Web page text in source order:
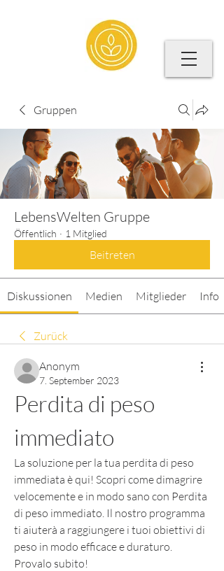
Gruppen
LebensWelten Gruppe
Öffentlich · 1 Mitglied
Beitreten
Diskussionen Medien Mitglieder Info
Zurück
Anonym
7. September 2023
Perdita di peso
immediato
La soluzione per la tua perdita di peso
immediata è qui! Scopri come dimagrire
velocemente e in modo sano con Perdita
di peso immediato. Il nostro programma
ti aiuterà a raggiungere i tuoi obiettivi di
peso in modo efficace e duraturo.
Provalo subito!